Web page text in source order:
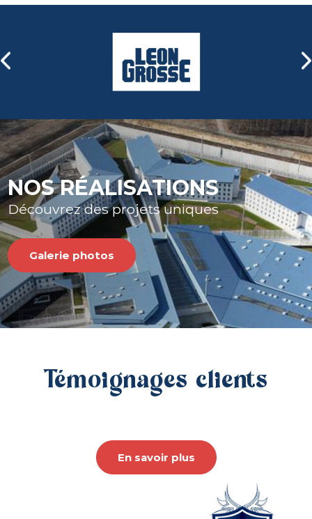
sans automatisme, que nous
pouvons intégrer dans vos
clôtures.
En savoir plus
NOS RÉALISATIONS
Découvrez des projets uniques
Galerie photos
Témoignages clients
En savoir plus